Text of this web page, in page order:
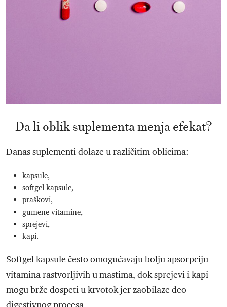
Da li oblik suplementa menja efekat?
Danas suplementi dolaze u različitim oblicima:
kapsule,
softgel kapsule,
praškovi,
gumene vitamine,
sprejevi,
kapi.
Softgel kapsule često omogućavaju bolju apsorpciju
vitamina rastvorljivih u mastima, dok sprejevi i kapi
mogu brže dospeti u krvotok jer zaobilaze deo